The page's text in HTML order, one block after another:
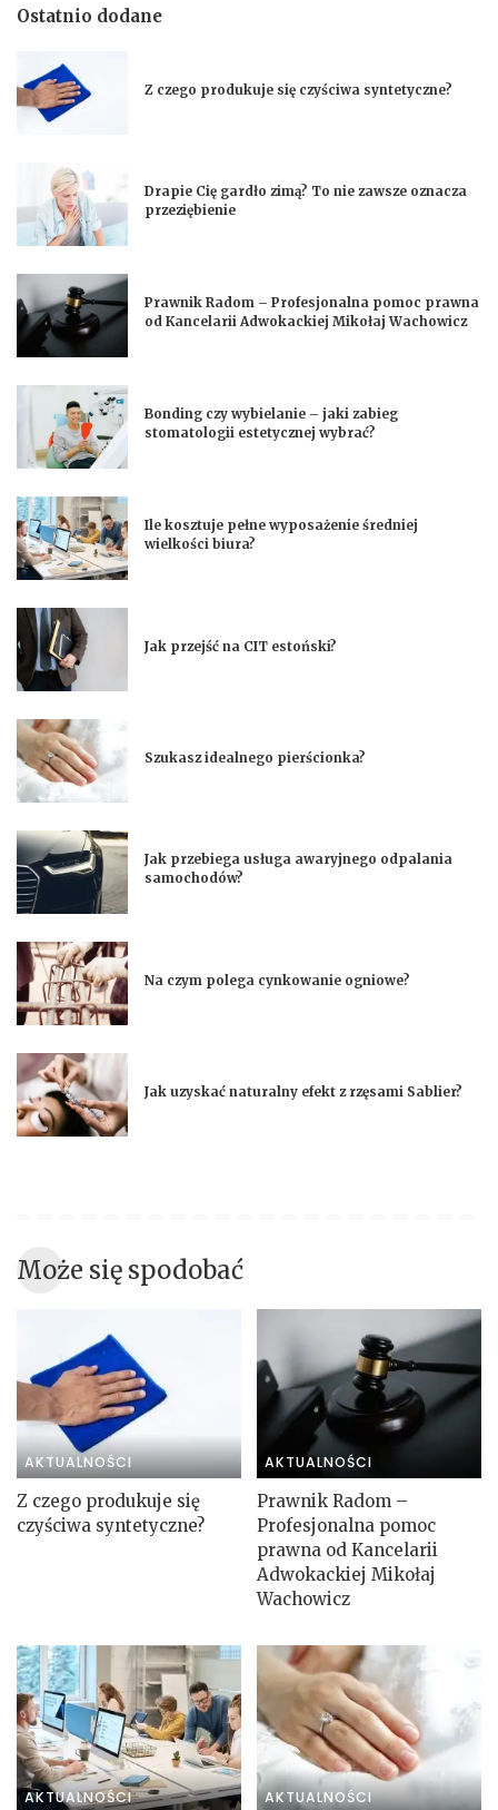
Ostatnio dodane
Z czego produkuje się czyściwa syntetyczne?
Drapie Cię gardło zimą? To nie zawsze oznacza
przeziębienie
Prawnik Radom – Profesjonalna pomoc prawna
od Kancelarii Adwokackiej Mikołaj Wachowicz
Bonding czy wybielanie – jaki zabieg
stomatologii estetycznej wybrać?
Ile kosztuje pełne wyposażenie średniej
wielkości biura?
Jak przejść na CIT estoński?
Szukasz idealnego pierścionka?
Jak przebiega usługa awaryjnego odpalania
samochodów?
Na czym polega cynkowanie ogniowe?
Jak uzyskać naturalny efekt z rzęsami Sablier?
Może się spodobać
AKTUALNOŚCI
Z czego produkuje się
czyściwa syntetyczne?
AKTUALNOŚCI
Prawnik Radom –
Profesjonalna pomoc
prawna od Kancelarii
Adwokackiej Mikołaj
Wachowicz
AKTUALNOŚCI AKTUALNOŚCI